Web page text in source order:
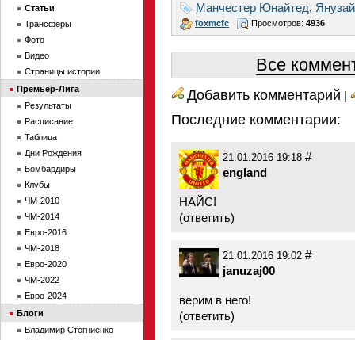
Манчестер Юнайтед, Янузай
foxmcfc Просмотров: 4936
Все
Добавить комментарий |
Последние комментарии:
21.01.2016 19:18 #
england
НАЙС!
(ответить)
21.01.2016 19:02 #
januzaj00
верим в него!
(ответить)
Статьи
Трансферы
Фото
Видео
Страницы истории
Премьер-Лига
Результаты
Расписание
Таблица
Дни Рождения
Бомбардиры
Клубы
ЧМ-2010
ЧМ-2014
Евро-2016
ЧМ-2018
Евро-2020
ЧМ-2022
Евро-2024
Блоги
Владимир Стогниенко